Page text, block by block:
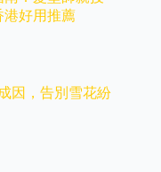
港好用推薦
因，告別雪花紛